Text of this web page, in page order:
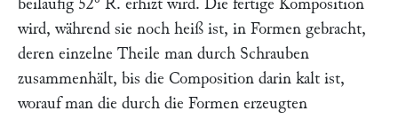
beiläufig 52° R. erhizt wird. Die fertige Komposition
wird, während sie noch heiß ist, in Formen gebracht,
deren einzelne Theile man durch Schrauben
zusammenhält, bis die Composition darin kalt ist,
worauf man die durch die Formen erzeugten